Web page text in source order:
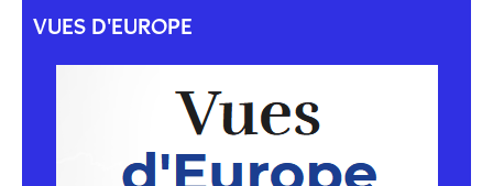
VUES D'EUROPE